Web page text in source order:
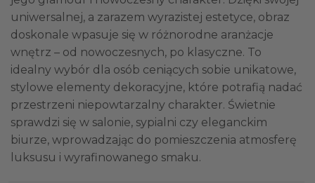
uniwersalnej, a zarazem wyrazistej estetyce, obraz
doskonale wpasuje się w różnorodne aranżacje
wnętrz – od nowoczesnych, po klasyczne. To
idealny wybór dla osób ceniących sobie unikatowe,
stylowe elementy dekoracyjne, które potrafią nadać
przestrzeni niepowtarzalny charakter. Świetnie
sprawdzi się w salonie, sypialni czy eleganckim
biurze, wprowadzając do pomieszczenia atmosferę
luksusu i wyrafinowanego smaku.